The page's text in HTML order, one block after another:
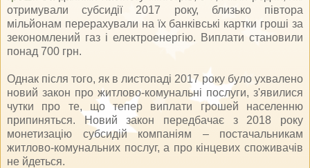
отримували субсидії 2017 року, близько півтора
мільйонам перерахували на їх банківські картки гроші за
зекономлений газ і електроенергію. Виплати становили
понад 700 грн.
Однак після того, як в листопаді 2017 року було ухвалено
новий закон про житлово-комунальні послуги, з'явилися
чутки про те, що тепер виплати грошей населенню
припиняться. Новий закон передбачає з 2018 року
монетизацію субсидій компаніям – постачальникам
житлово-комунальних послуг, а про кінцевих споживачів
не йдеться.